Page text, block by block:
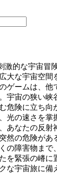
刺激的な宇宙
大な宇宙空間
ゲームは、他
宇宙の狭い峡
危険に立ち向
光の速さを掌
あなたの反射
然の危険があ
の障害物まで
を緊張の嵴に
な宇宙旅に備